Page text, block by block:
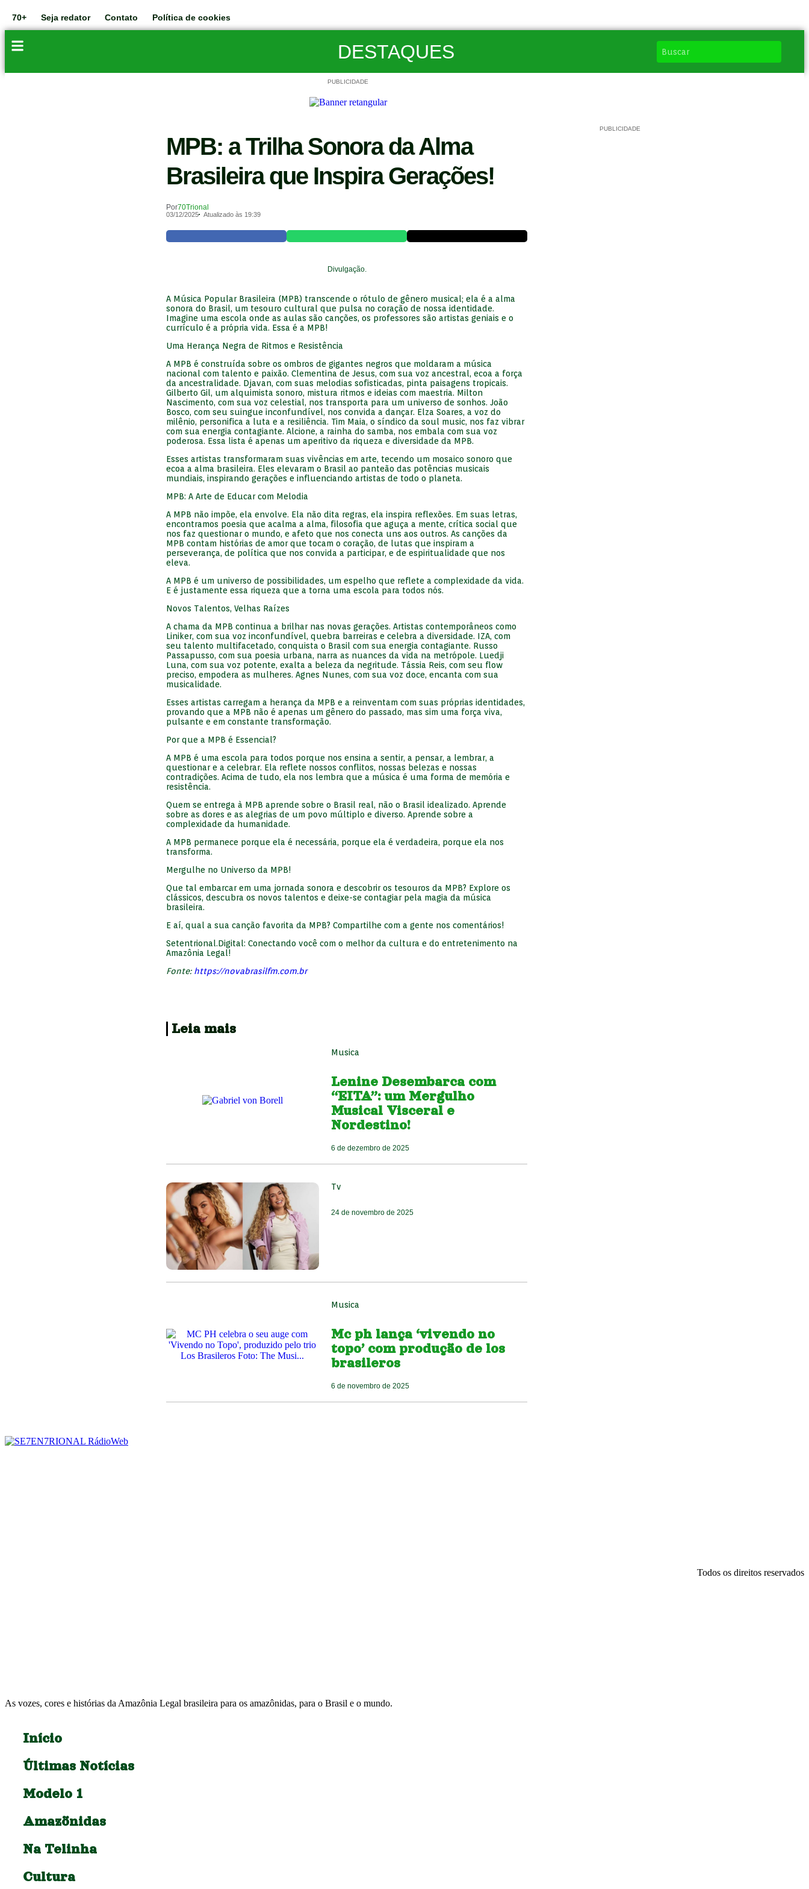
70+ Seja redator Contato Política de cookies
DESTAQUES
PUBLICIDADE
MPB: a Trilha Sonora da Alma
Brasileira que Inspira Gerações!
Por70Trional
03/12/2025 Atualizado às 19:39
Divulgação.
A Música Popular Brasileira (MPB) transcende o rótulo de gênero musical; ela é a alma
sonora do Brasil, um tesouro cultural que pulsa no coração de nossa identidade.
Imagine uma escola onde as aulas são canções, os professores são artistas geniais e o
currículo é a própria vida. Essa é a MPB!
Uma Herança Negra de Ritmos e Resistência
A MPB é construída sobre os ombros de gigantes negros que moldaram a música
nacional com talento e paixão. Clementina de Jesus, com sua voz ancestral, ecoa a força
da ancestralidade. Djavan, com suas melodias sofisticadas, pinta paisagens tropicais.
Gilberto Gil, um alquimista sonoro, mistura ritmos e ideias com maestria. Milton
Nascimento, com sua voz celestial, nos transporta para um universo de sonhos. João
Bosco, com seu suingue inconfundível, nos convida a dançar. Elza Soares, a voz do
milênio, personifica a luta e a resiliência. Tim Maia, o síndico da soul music, nos faz vibrar
com sua energia contagiante. Alcione, a rainha do samba, nos embala com sua voz
poderosa. Essa lista é apenas um aperitivo da riqueza e diversidade da MPB.
Esses artistas transformaram suas vivências em arte, tecendo um mosaico sonoro que
ecoa a alma brasileira. Eles elevaram o Brasil ao panteão das potências musicais
mundiais, inspirando gerações e influenciando artistas de todo o planeta.
MPB: A Arte de Educar com Melodia
A MPB não impõe, ela envolve. Ela não dita regras, ela inspira reflexões. Em suas letras,
encontramos poesia que acalma a alma, filosofia que aguça a mente, crítica social que
nos faz questionar o mundo, e afeto que nos conecta uns aos outros. As canções da
MPB contam histórias de amor que tocam o coração, de lutas que inspiram a
perseverança, de política que nos convida a participar, e de espiritualidade que nos
eleva.
A MPB é um universo de possibilidades, um espelho que reflete a complexidade da vida.
E é justamente essa riqueza que a torna uma escola para todos nós.
Novos Talentos, Velhas Raízes
A chama da MPB continua a brilhar nas novas gerações. Artistas contemporâneos como
Liniker, com sua voz inconfundível, quebra barreiras e celebra a diversidade. IZA, com
seu talento multifacetado, conquista o Brasil com sua energia contagiante. Russo
Passapusso, com sua poesia urbana, narra as nuances da vida na metrópole. Luedji
Luna, com sua voz potente, exalta a beleza da negritude. Tássia Reis, com seu flow
preciso, empodera as mulheres. Agnes Nunes, com sua voz doce, encanta com sua
musicalidade.
Esses artistas carregam a herança da MPB e a reinventam com suas próprias identidades,
provando que a MPB não é apenas um gênero do passado, mas sim uma força viva,
pulsante e em constante transformação.
Por que a MPB é Essencial?
A MPB é uma escola para todos porque nos ensina a sentir, a pensar, a lembrar, a
questionar e a celebrar. Ela reflete nossos conflitos, nossas belezas e nossas
contradições. Acima de tudo, ela nos lembra que a música é uma forma de memória e
resistência.
Quem se entrega à MPB aprende sobre o Brasil real, não o Brasil idealizado. Aprende
sobre as dores e as alegrias de um povo múltiplo e diverso. Aprende sobre a
complexidade da humanidade.
A MPB permanece porque ela é necessária, porque ela é verdadeira, porque ela nos
transforma.
Mergulhe no Universo da MPB!
Que tal embarcar em uma jornada sonora e descobrir os tesouros da MPB? Explore os
clássicos, descubra os novos talentos e deixe-se contagiar pela magia da música
brasileira.
E aí, qual a sua canção favorita da MPB? Compartilhe com a gente nos comentários!
Setentrional.Digital: Conectando você com o melhor da cultura e do entretenimento na
Amazônia Legal!
Fonte: https://novabrasilfm.com.br
Leia mais
Musica
Lenine Desembarca com
“EITA”: um Mergulho
Musical Visceral e
Nordestino!
6 de dezembro de 2025
Tv
24 de novembro de 2025
Musica
Mc ph lança ‘vivendo no
topo’ com produção de los
brasileros
6 de novembro de 2025
PUBLICIDADE
As vozes, cores e histórias da Amazônia Legal brasileira para os amazônidas, para o Brasil e o mundo.
Todos os direitos reservados
Início
Últimas Notícias
Modelo 1
Amazõnidas
Na Telinha
Cultura